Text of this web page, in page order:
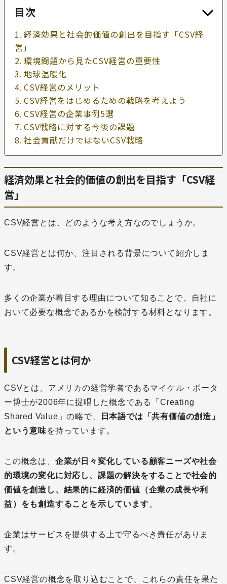
目次
経済効果と社会的価値の創出を目指す「CSV経
営」
環境問題から見たCSV経営の重要性
地球温暖化
CSV経営のメリット
CSV経営をはじめるための戦略を考えよう
CSV経営の企業事例5選
CSV戦略に対する今後の課題
社会貢献だけではないCSV戦略
経済効果と社会的価値の創出を目指す「CSV経
営」
CSV経営とは、どのような考え方なのでしょうか。
CSV経営とは何か、注目される背景について紹介しま
す。
多くの企業が着目する理由について知ることで、自社に
おいて必要な概念であるかを検討する材料となります。
CSV経営とは何か
CSVとは、アメリカの経営学者であるマイケル・ポータ
ー博士が2006年に提唱した概念である「Creating
Shared Value」の略で、
日本語では「共有価値の創造」
という意味を持っています。
この概念は、 企業が日々変化している顧客ニーズや社会
的環境の変化に対応し、課題の解決をすることで社会的
価値を創造し、結果的に経済的価値（企業の成長や利
益）をも創造することを示しています。
企業はサービスを提供する上で守るべき責任がありま
す。
CSV経営の概念を取り込むことで、これらの責任を果た